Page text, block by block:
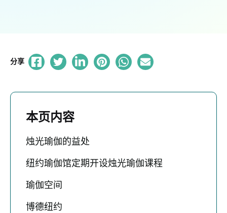
分享
本页内容
烛光瑜伽的益处
纽约瑜伽馆定期开设烛光瑜伽课程
瑜伽空间
博德纽约